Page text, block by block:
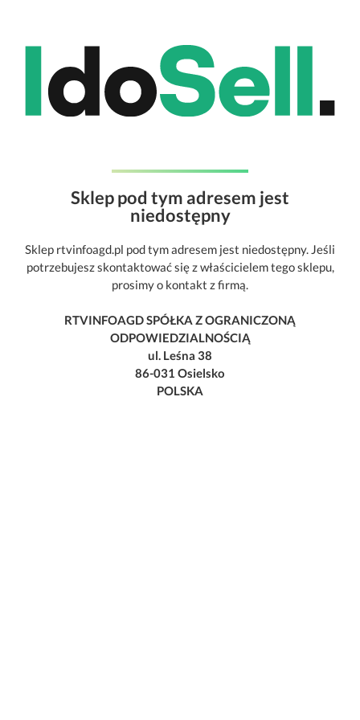
Sklep pod tym adresem jest
niedostępny
Sklep rtvinfoagd.pl pod tym adresem jest niedostępny. Jeśli
potrzebujesz skontaktować się z właścicielem tego sklepu,
prosimy o kontakt z firmą.
RTVINFOAGD SPÓŁKA Z OGRANICZONĄ
ODPOWIEDZIALNOŚCIĄ
ul. Leśna 38
86-031 Osielsko
POLSKA